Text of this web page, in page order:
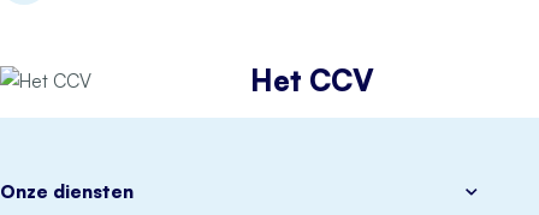
Het CCV
Onze diensten